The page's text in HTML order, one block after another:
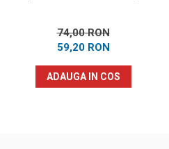
74,00 RON
59,20 RON
ADAUGA IN COS